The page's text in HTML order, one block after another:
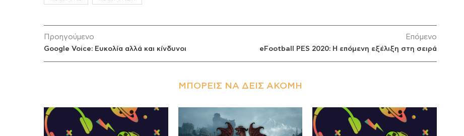
Προηγούμενο
Google Voice: Ευκολία αλλά και κίνδυνοι
Επόμενο
eFootball PES 2020: Η επόμενη εξέλιξη στη σειρά
ΜΠΟΡΕΊΣ ΝΑ ΔΕΙΣ ΑΚΌΜΗ